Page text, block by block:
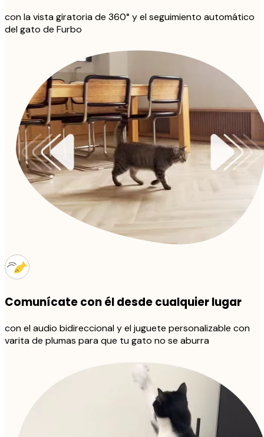
con la vista giratoria de 360° y el seguimiento automático
del gato de Furbo
Comunícate con él desde cualquier lugar
con el audio bidireccional y el juguete personalizable con
varita de plumas para que tu gato no se aburra